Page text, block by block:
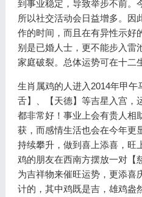
到事业稳定，导致举步不前。
所以社交活动会日益增多。因
作的时间，而且在有异性示好
别是已婚人士，更不能步入雷
家庭破裂。总体运势可在十二
生肖属鸡的人进入2014年甲午
舌】、【天德】等吉星入宫，
都非常好！事业上会有贵人相
获，而感情生活也会在今年更
持续攀升，做到喜上添喜，旺
鸡的朋友在西南方摆放一对【
为吉祥物来催旺运势，更添喜
计的，其中鸡既是吉，雄鸡盎